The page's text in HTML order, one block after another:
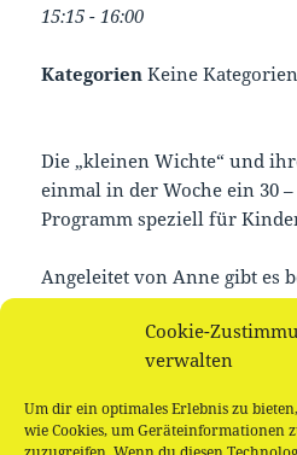
Cookie-
verwalten
Um dir ein optimales Erlebnis zu
wie Cookies, um Geräteinformationen
15:15 - 16:00
Kategorien Keine Kategorien
Die „kleinen Wichte“ und
einmal in der Woche ein 30
Programm speziell für
Angeleitet von Anne gibt es
und Bilderbuch-Gucken jede
Kleinen. „Gedichte für
stets offen für neue